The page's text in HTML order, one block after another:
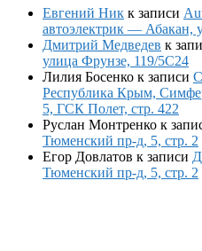
Евгений Ник к записи
автоэлектрик — Абакан,
Дмитрий Медведев к
улица Фрунзе, 119/5С24
Лилия Босенко к записи
Республика Крым,
5, ГСК Полет, стр. 422
Руслан Монтренко к
Тюменский пр-д, 5, стр. 2
Егор Довлатов к записи
Тюменский пр-д, 5, стр. 2